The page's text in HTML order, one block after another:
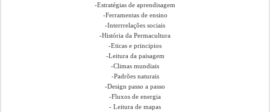
-Estratégias de aprendisagem
-Ferramentas de ensino
-Interrrelações sociais
-História da Permacultura
-Eticas e principios
-Leitura da paisagem
-Climas mundiais
-Padrões naturais
-Design passo a passo
-Fluxos de energia
- Leitura de mapas